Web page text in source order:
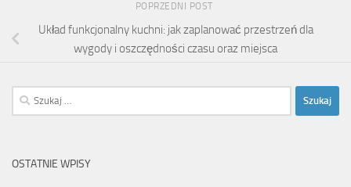
POPRZEDNI POST
Układ funkcjonalny kuchni: jak zaplanować przestrzeń dla
wygody i oszczędności czasu oraz miejsca
Szukaj:
OSTATNIE WPISY